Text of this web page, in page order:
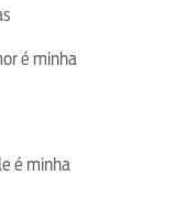
é minha
é minha